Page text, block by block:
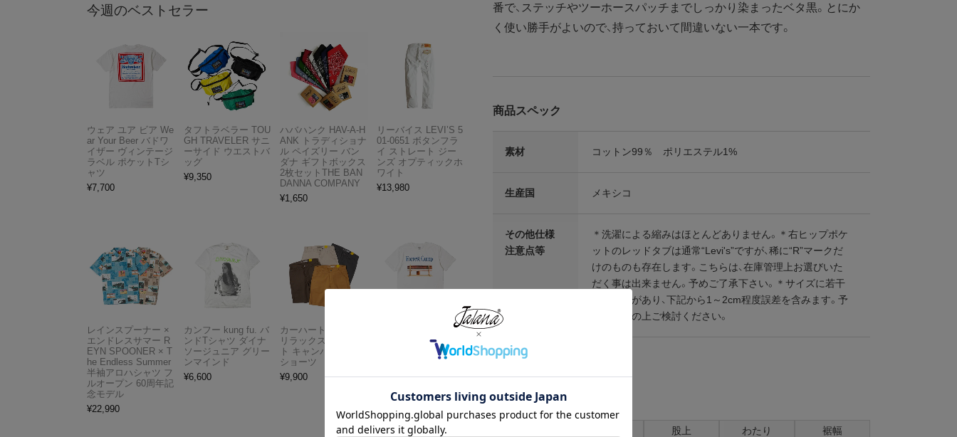
番で、ステッチやツーホースパッチまでしっかり染まったベタ黒。とにか
く使い勝手がよいので、持っておいて間違いない一本です。
商品スペック
素材 コットン99％ ポリエステル1%
生産国 メキシコ
その他仕様
注意点等
＊洗濯による縮みはほとんどありません。＊右ヒップポケ
ットのレッドタブは通常“Levi's”ですが、稀に“R”マークだ
けのものも存在します。こちらは、在庫管理上お選びいた
だく事は出来ません。予めご了承下さい。＊サイズに若干
ばらつきがあり、下記から1～2cm程度誤差を含みます。予
めご了承の上ご検討ください。
サイズはUSA表記となります
股上 わたり
裾幅
今週のベストセラー
ウェア ユア ビア We
ar Your Beer バドワ
イザー ヴィンテージ
ラベル ポケットTシ
ャツ
¥7,700
タフトラベラー TOU
GH TRAVELER サニ
ーサイド ウエストバ
ッグ
¥9,350
ハバハンク HAV-A-H
ANK トラディショナ
ル ペイズリー バン
ダナ ギフトボックス
2枚セットTHE BAN
DANNA COMPANY
¥1,650
リーバイス LEVI’S 5
01-0651 ボタンフラ
イ ストレート ジー
ンズ オプティックホ
ワイト
¥13,980
レインスプーナー ×
エンドレスサマー R
EYN SPOONER × T
he Endless Summer
半袖アロハシャツ フ
ルオープン 60周年記
念モデル
¥22,990
カンフー kung fu. バ
ンドTシャツ ダイナ
ソージュニア グリー
ンマインド
¥6,600
カーハート Carhartt
リラックスドフィッ
ト キャンバスワーク
ショーツ
¥9,900
アメリカンクラシッ
クス AMERICAN CL
ASSICS ムービーT
シャツ フォレストガ